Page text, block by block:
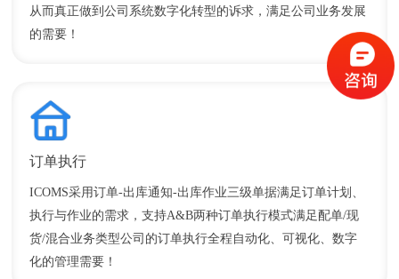
请输入关键词搜索
从而真正做到公司系统数字化转型的诉求，满足公司业务发展
的需要！
订单执行
ICOMS采用订单-出库通知-出库作业三级单据满足订单计划、
执行与作业的需求，支持A&B两种订单执行模式满足配单/现
货/混合业务类型公司的订单执行全程自动化、可视化、数字
化的管理需要！